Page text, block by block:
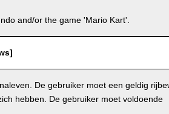
and/or the game 'Mario Kart'.
De gebruiker moet een geldig
hebben. De gebruiker moet voldoende